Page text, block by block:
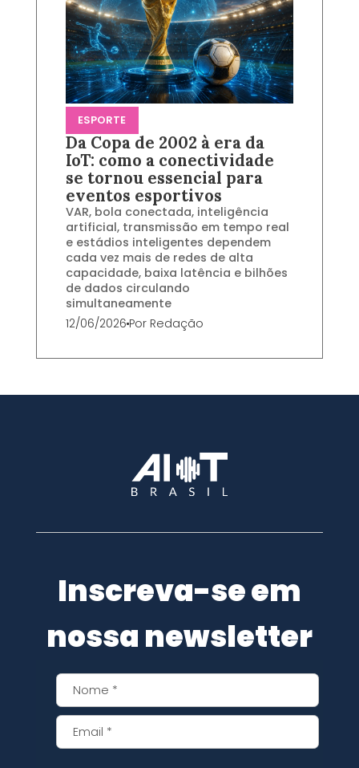
ESPORTE
Da Copa de 2002 à era da
IoT: como a conectividade
se tornou essencial para
eventos esportivos
VAR, bola conectada, inteligência
artificial, transmissão em tempo real
e estádios inteligentes dependem
cada vez mais de redes de alta
capacidade, baixa latência e bilhões
de dados circulando
simultaneamente
12/06/2026Por Redação
Inscreva-se em
nossa newsletter